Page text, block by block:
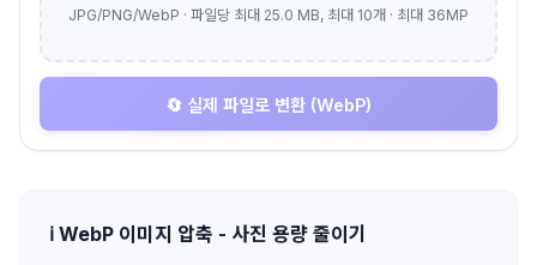
JPG/PNG/WebP · 파일당 최대 25.0 MB, 최대 10개 · 최대 36MP
🔄 실제 파일로 변환 (WebP)
ℹ️ WebP 이미지 압축 - 사진 용량 줄이기